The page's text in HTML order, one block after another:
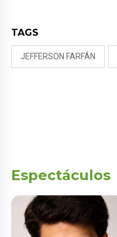
TAGS
JEFFERSON FARFÁN
Espectáculos